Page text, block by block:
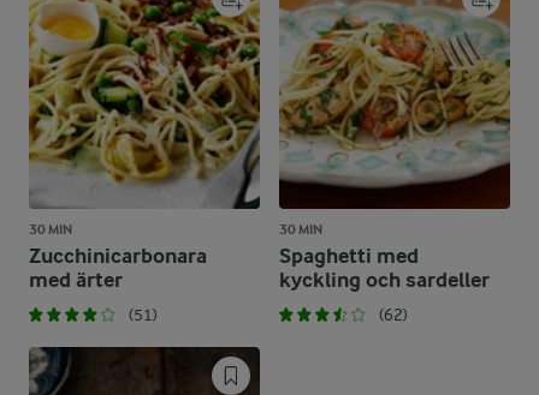
30 MIN
Zucchinicarbonara
med ärter
(51)
30 MIN
Spaghetti med
kyckling och sardeller
(62)